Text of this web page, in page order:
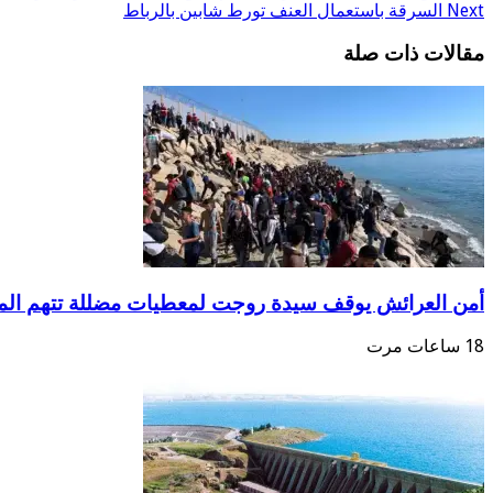
Next السرقة باستعمال العنف تورط شابين بالرباط
مقالات ذات صلة
أمن العرائش يوقف سيدة روجت لمعطيات مضللة تتهم
18 ساعات مرت